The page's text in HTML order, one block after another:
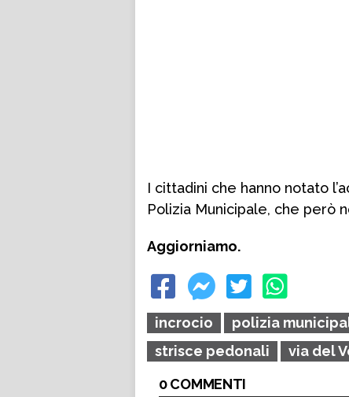
I cittadini che hanno notato
Polizia Municipale, che però
Aggiorniamo.
incrocio polizia
strisce pedonali
via del
0 COMMENTI